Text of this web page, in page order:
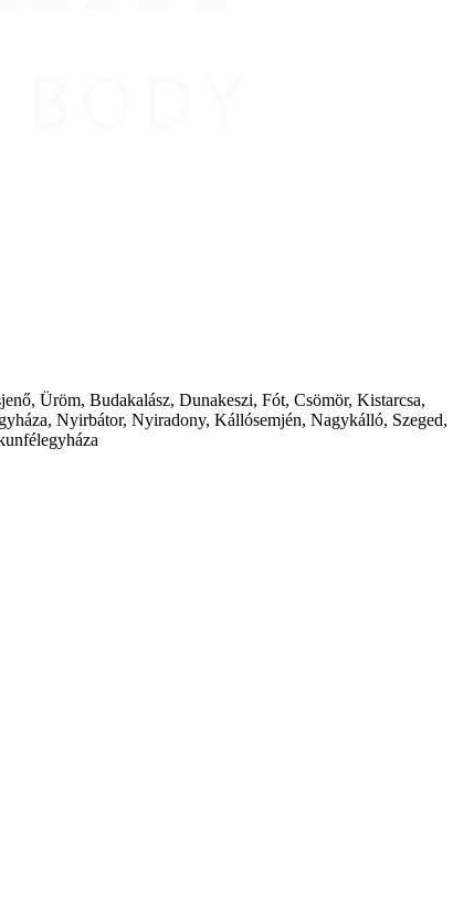
Üröm, Budakalász, Dunakeszi, Fót, Csömör, Kistarcsa,
Nyirbátor, Nyiradony, Kállósemjén, Nagykálló, Szeged,